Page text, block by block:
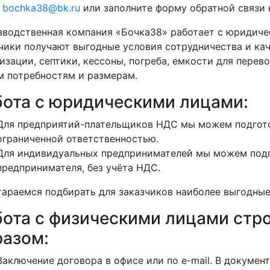
bochka38@bk.ru или заполните форму обратной связи
компания «Бочка38» работает с
получают выгодные условия сотрудничества и
септики, кессоны, погреба, емкости для
потребностям и размерам.
с юридическими лицами:
предприятий-плательщиков НДС мы можем
ответственностью.
индивидуальных предпринимателей мы можем
без учёта НДС.
подбирать для заказчиков наиболее
с физическими лицами
договора в офисе или по e-mail. В